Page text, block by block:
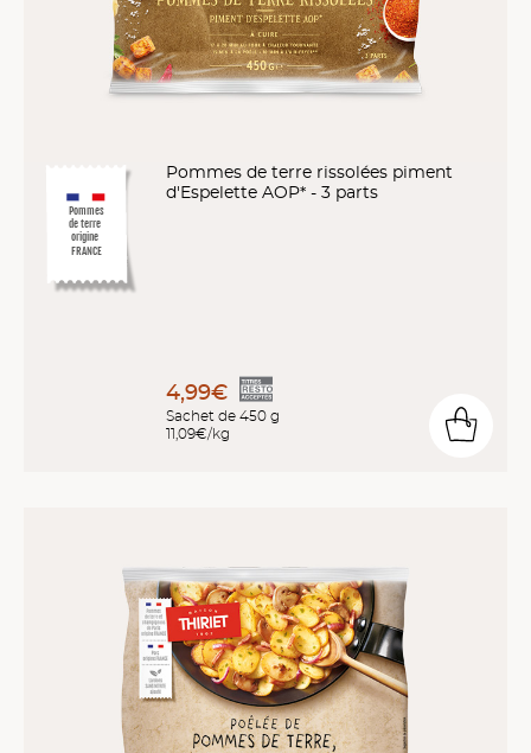
Pommes
de terre
origine
FRANCE
Pommes de terre rissolées piment
d'Espelette AOP* - 3 parts
4,99€
Sachet de 450 g
11,09€/kg